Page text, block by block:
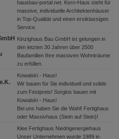
hausbau-portal.net. Kern-Haus steht für
massive, individuelle Architektenhäuser
in Top-Qualität und einen erstklassigen
Service.
Kinzighaus Bau GmbH ist gelungen in
den letzten 30 Jahren über 2500
Baufamilien Ihre massiven Wohnträume
zu erfüllen.
Kowalski - Haus!
Wir bauen für Sie individuell und solide
zum Festpreis! Sorglos bauen mit
Kowalski - Haus!
Bei uns haben Sie die Wahl! Fertighaus
oder Massivhaus (Stein auf Stein)!
Klee Fertighaus Niedrigenergiehaus
Unser Unternehmen wurde 1989 in